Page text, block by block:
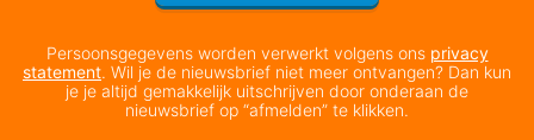
Persoonsgegevens worden verwerkt volgens ons privacy
statement. Wil je de nieuwsbrief niet meer ontvangen? Dan kun
je je altijd gemakkelijk uitschrijven door onderaan de
nieuwsbrief op “afmelden” te klikken.